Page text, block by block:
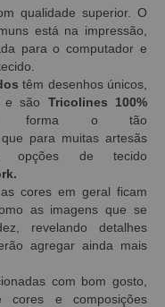
qualidade superior. O
está na impressão,
para o computador e
têm desenhos únicos,
e são Tricolines 100%
forma o tão
, que para muitas artesãs
opções de tecido
as cores em geral ficam
as imagens que se
revelando detalhes
agregar ainda mais
com bom gosto,
cores e composições